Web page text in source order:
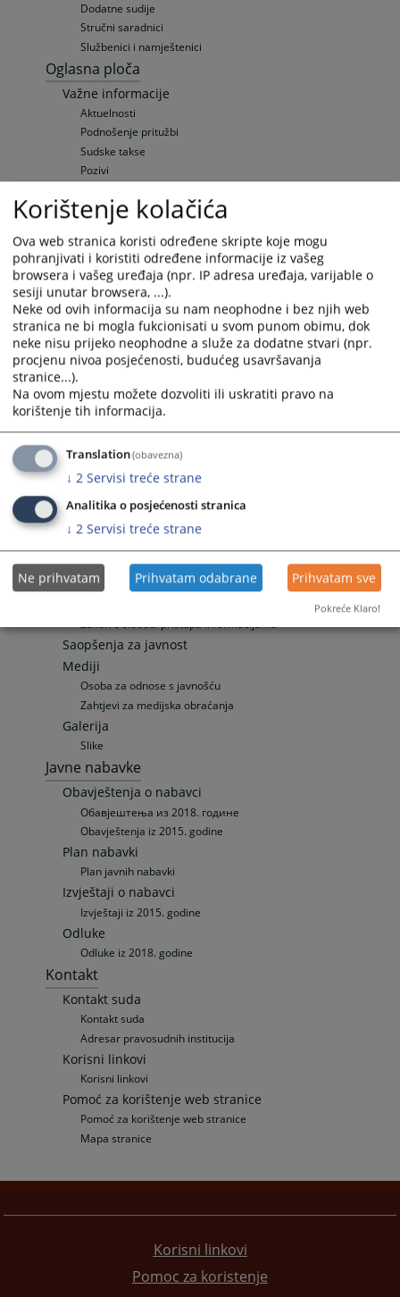
Dodatne sudije
Stručni saradnici
Službenici i namještenici
Oglasna ploča
Važne informacije
Aktuelnosti
Podnošenje pritužbi
Sudske takse
Pozivi
Pravna pomoć
Raspored suđenja
Raspored suđenja
Elektronska oglasna tabla
Upražnjene pozicije
Opšte informacije
Objavljene pozicije
Sudska prodaja
Nekretnine
Vozila
Ostale prodaje
Sudske odluke
Vaša pitanja
Često postavljana pitanja
Često postavljana pitanja
Specifična pitanja
Zemljišno-knjižni izvadak
Odnosi s javnošću
Publikacije
Zakon o slobodi pristupa informacijama
Saopšenja za javnost
Mediji
Osoba za odnose s javnošću
Zahtjevi za medijska obraćanja
Galerija
Slike
Javne nabavke
Obavještenja o nabavci
Обавјештења из 2018. године
Obavještenja iz 2015. godine
Plan nabavki
Plan javnih nabavki
Izvještaji o nabavci
Izvještaji iz 2015. godine
Odluke
Odluke iz 2018. godine
Kontakt
Kontakt suda
Kontakt suda
Adresar pravosudnih institucija
Korisni linkovi
Korisni linkovi
Pomoć za korištenje web stranice
Pomoć za korištenje web stranice
Mapa stranice
Korisni linkovi
Pomoc za koristenje
Korištenje kolačića
Ova web stranica koristi određene skripte koje mogu
pohranjivati i koristiti određene informacije iz vašeg
browsera i vašeg uređaja (npr. IP adresa uređaja, varijable o
sesiji unutar browsera, ...).
Neke od ovih informacija su nam neophodne i bez njih web
stranica ne bi mogla fukcionisati u svom punom obimu, dok
neke nisu prijeko neophodne a služe za dodatne stvari (npr.
procjenu nivoa posjećenosti, budućeg usavršavanja
stranice...).
Na ovom mjestu možete dozvoliti ili uskratiti pravo na
korištenje tih informacija.
Translation(obavezna)
↓ 2 Servisi treće strane
Analitika o posjećenosti stranica
↓ 2 Servisi treće strane
Ne prihvatam Prihvatam odabrane Prihvatam sve
Pokreće Klaro!